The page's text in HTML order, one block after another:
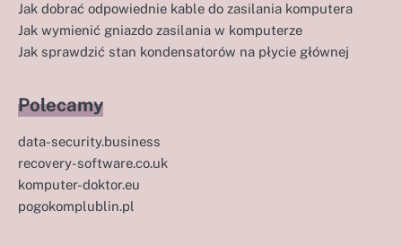
Jak dobrać odpowiednie kable do zasilania komputera
Jak wymienić gniazdo zasilania w komputerze
Jak sprawdzić stan kondensatorów na płycie głównej
Polecamy
data-security.business
recovery-software.co.uk
komputer-doktor.eu
pogokomplublin.pl